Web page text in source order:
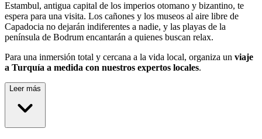
Estambul, antigua capital de los imperios otomano y bizantino, te
espera para una visita. Los cañones y los museos al aire libre de
Capadocia no dejarán indiferentes a nadie, y las playas de la
península de Bodrum encantarán a quienes buscan relax.
Para una inmersión total y cercana a la vida local, organiza un viaje
a Turquía a medida con nuestros expertos locales.
Leer más